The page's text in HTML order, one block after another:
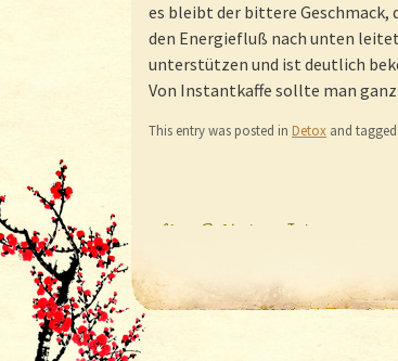
es bleibt der bittere Geschmack,
den Energiefluß nach unten
unterstützen und ist deutlich
Von Instantkaffe sollte man ganz
This entry was posted in Detox and tagged
Algen-Fußbad zur Jodversorgung